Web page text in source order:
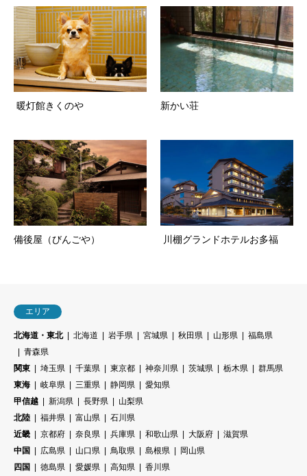
暖灯館きくのや 新かい荘
備後屋（びんごや） 川棚グランドホテルお多福
エリア
北海道・東北 北海道 岩手県 宮城県 秋田県 山形県
福島県
青森県
関東
埼玉県 千葉県 東京都 神奈川県 茨城県 栃木県
群馬県
東海
岐阜県 三重県 静岡県
愛知県
甲信越
新潟県 長野県
山梨県
北陸
福井県 富山県
石川県
近畿
京都府 奈良県 兵庫県 和歌山県 大阪府
滋賀県
中国
広島県 山口県 鳥取県 島根県
岡山県
四国
徳島県 愛媛県 高知県
香川県